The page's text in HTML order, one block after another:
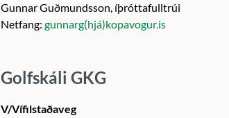
Gunnar Guðmundsson, íþróttafulltrúi
Netfang: gunnarg(hjá)kopavogur.is
Golfskáli GKG
V/Vífilstaðaveg